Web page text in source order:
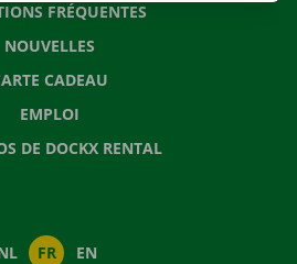
FRÉQUENTES
NOUVELLES
CADEAU
EMPLOI
DE DOCKX RENTAL
FR EN